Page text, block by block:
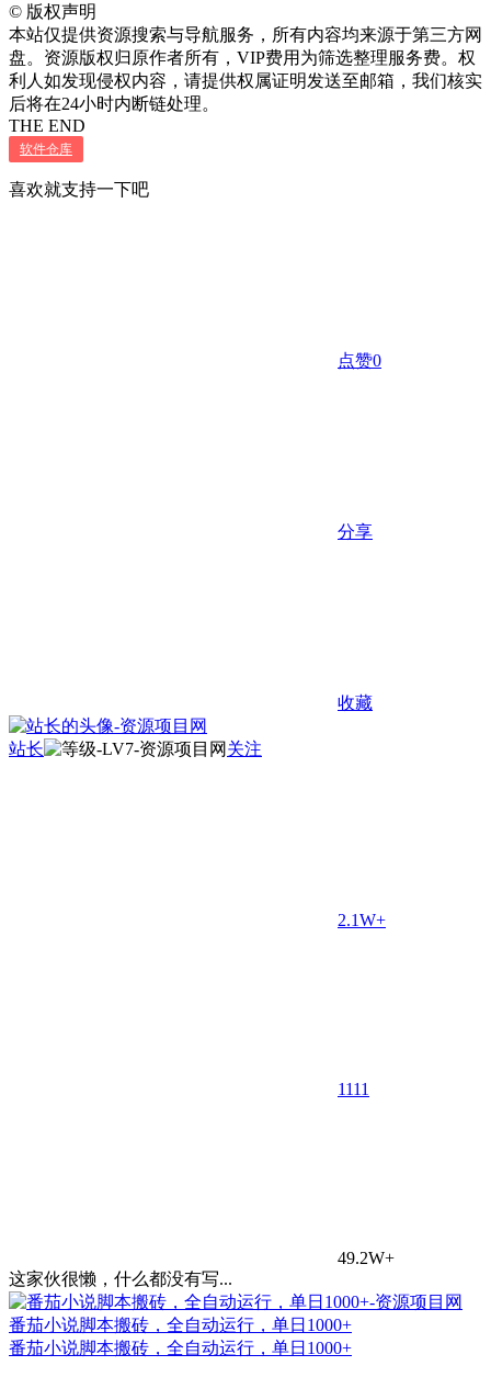
© 版权声明
本站仅提供资源搜索与导航服务，所有内容均来源于第三方网
盘。资源版权归原作者所有，VIP费用为筛选整理服务费。权
利人如发现侵权内容，请提供权属证明发送至邮箱，我们核实
后将在24小时内断链处理。
THE END
软件仓库
喜欢就支持一下吧
点赞0
分享
收藏
站长 关注
2.1W+
1111
49.2W+
这家伙很懒，什么都没有写...
番茄小说脚本搬砖，全自动运行，单日1000+
番茄小说脚本搬砖，全自动运行，单日1000+